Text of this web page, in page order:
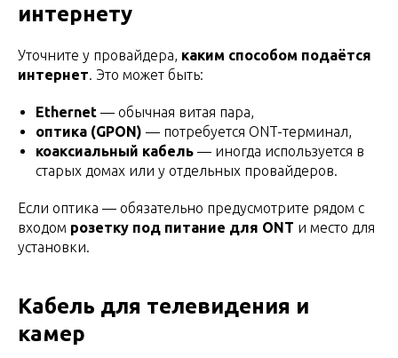
интернету
Уточните у провайдера, каким способом подаётся
интернет. Это может быть:
Ethernet — обычная витая пара,
оптика (GPON) — потребуется ONT-терминал,
коаксиальный кабель — иногда используется в
старых домах или у отдельных провайдеров.
Если оптика — обязательно предусмотрите рядом с
входом розетку под питание для ONT и место для
установки.
Кабель для телевидения и
камер